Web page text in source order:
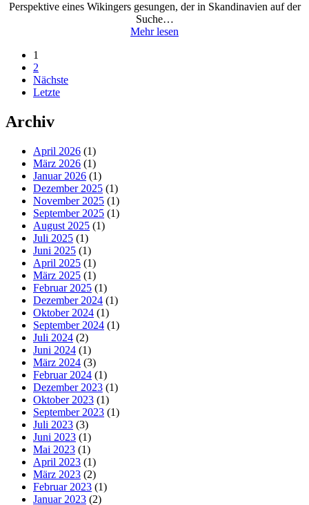
Perspektive eines Wikingers gesungen, der in Skandinavien auf der
Suche…
Mehr lesen
1
2
Nächste
Letzte
Archiv
April 2026 (1)
März 2026 (1)
Januar 2026 (1)
Dezember 2025 (1)
November 2025 (1)
September 2025 (1)
August 2025 (1)
Juli 2025 (1)
Juni 2025 (1)
April 2025 (1)
März 2025 (1)
Februar 2025 (1)
Dezember 2024 (1)
Oktober 2024 (1)
September 2024 (1)
Juli 2024 (2)
Juni 2024 (1)
März 2024 (3)
Februar 2024 (1)
Dezember 2023 (1)
Oktober 2023 (1)
September 2023 (1)
Juli 2023 (3)
Juni 2023 (1)
Mai 2023 (1)
April 2023 (1)
März 2023 (2)
Februar 2023 (1)
Januar 2023 (2)